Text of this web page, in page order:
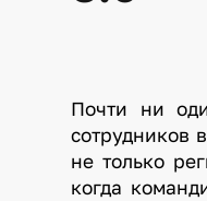
Почти ни
сотрудников
не только
когда